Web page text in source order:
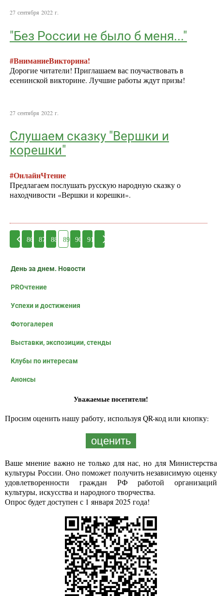
27 сентября 2022 г.
"Без России не было б меня..."
#ВниманиеВикторина!
Дорогие читатели! Приглашаем вас поучаствовать в
есенинской викторине. Лучшие работы ждут призы!
27 сентября 2022 г.
Слушаем сказку "Вершки и
корешки"
#ОнлайнЧтение
Предлагаем послушать русскую народную сказку о
находчивости «Вершки и корешки».
86 87 88 89 90 91
День за днем. Новости
PROчтение
Успехи и достижения
Фотогалерея
Выставки, экспозиции, стенды
Клубы по интересам
Анонсы
Уважаемые посетители!
Просим оценить нашу работу, используя QR-код или кнопку:
оценить
Ваше мнение важно не только для нас, но для Министерства
культуры России. Оно поможет получить независимую оценку
удовлетворенности граждан РФ работой организаций
культуры, искусства и народного творчества.
Опрос будет доступен с 1 января 2025 года!